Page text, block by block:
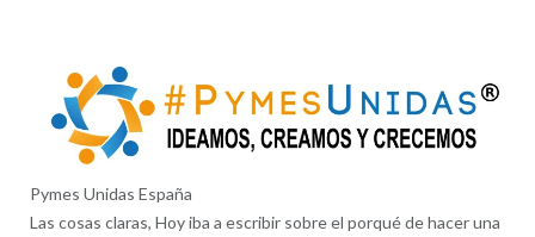
Pymes Unidas España
Las cosas claras, Hoy iba a escribir sobre el porqué de hacer una